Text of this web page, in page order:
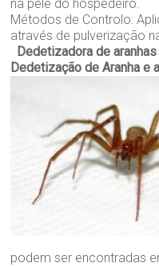
na pele do hospedeiro.
Métodos de Controlo:
através de pulverização
Dedetizadora de
Dedetização de Aranha e
podem ser encontradas